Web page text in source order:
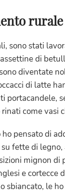
sono stati
di
diventate
di latte
portacandele,
come vasi
pensato di
fette di
mignon di
e cortecce
sbiancato, le